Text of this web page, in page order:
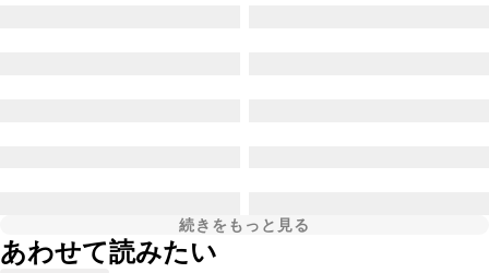
続きをもっと見る
あわせて読みたい